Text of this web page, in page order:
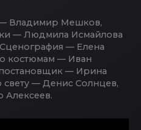
Владимир Мешков,
— Людмила Исмайлова
— Елена
костюмам — Иван
— Ирина
— Денис Солнцев,
Алексеев.